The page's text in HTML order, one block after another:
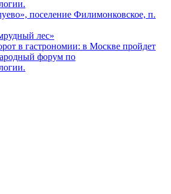
поселение Филимонковское, п.
лес»
в гастрономии: в Москве пройдет
форум по